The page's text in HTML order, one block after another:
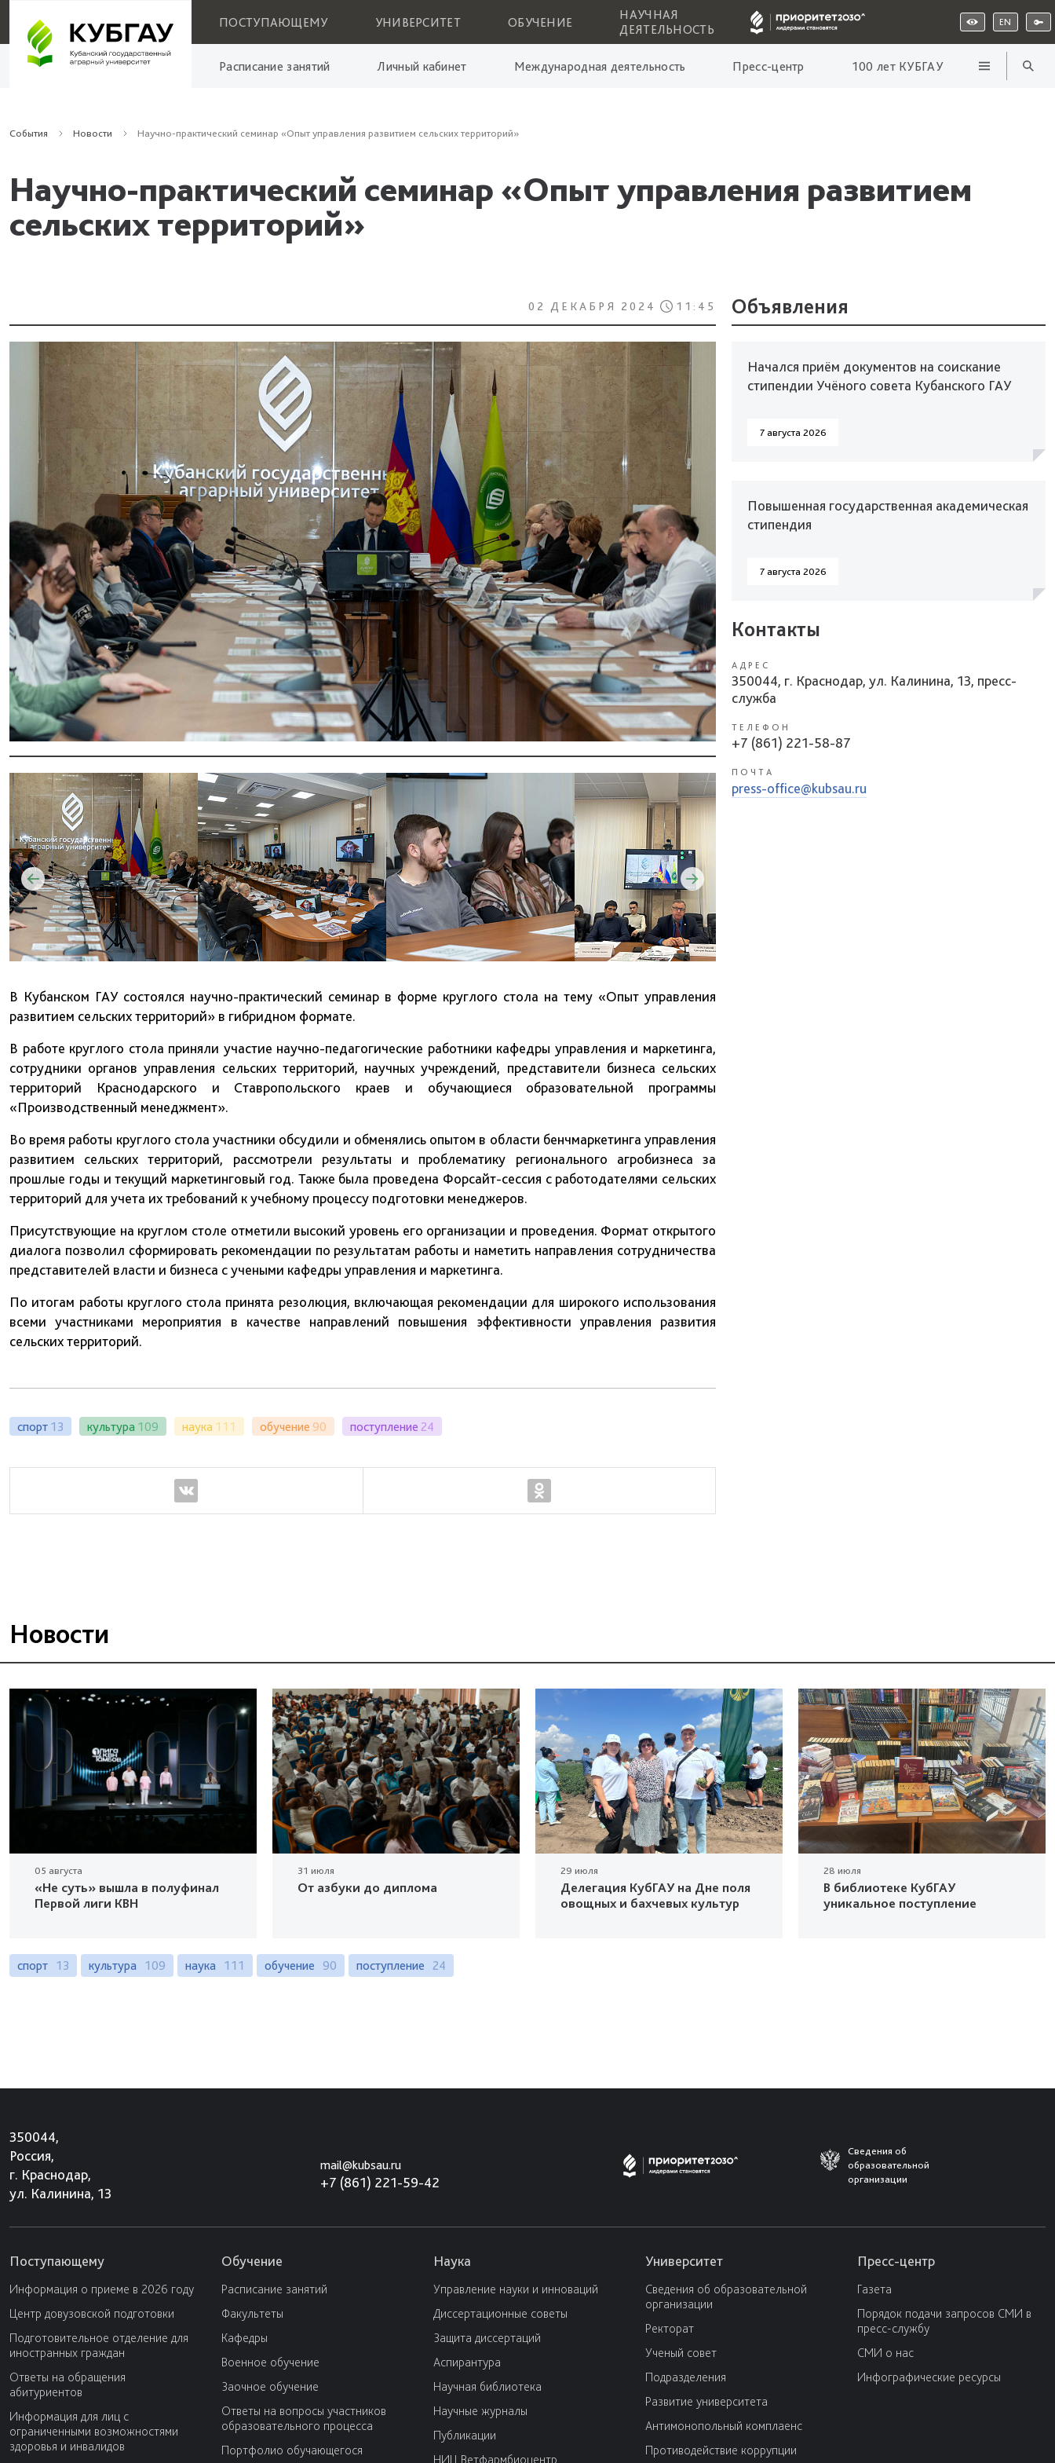
ПОСТУПАЮЩЕМУ УНИВЕРСИТЕТ ОБУЧЕНИЕ
НАУЧНАЯ
ДЕЯТЕЛЬНОСТЬ
EN
Расписание занятий Личный кабинет Международная деятельность Пресс-центр 100 лет КУБГАУ
События Новости Научно-практический семинар «Опыт управления развитием сельских территорий»
Научно-практический семинар «Опыт управления развитием
сельских территорий»
02 ДЕКАБРЯ 2024 11:45
В Кубанском ГАУ состоялся научно-практический семинар в форме круглого стола на тему «Опыт управления
развитием сельских территорий» в гибридном формате.
В работе круглого стола приняли участие научно-педагогические работники кафедры управления и маркетинга,
сотрудники органов управления сельских территорий, научных учреждений, представители бизнеса сельских
территорий Краснодарского и Ставропольского краев и обучающиеся образовательной программы
«Производственный менеджмент».
Во время работы круглого стола участники обсудили и обменялись опытом в области бенчмаркетинга управления
развитием сельских территорий, рассмотрели результаты и проблематику регионального агробизнеса за
прошлые годы и текущий маркетинговый год. Также была проведена Форсайт-сессия с работодателями сельских
территорий для учета их требований к учебному процессу подготовки менеджеров.
Присутствующие на круглом столе отметили высокий уровень его организации и проведения. Формат открытого
диалога позволил сформировать рекомендации по результатам работы и наметить направления сотрудничества
представителей власти и бизнеса с учеными кафедры управления и маркетинга.
По итогам работы круглого стола принята резолюция, включающая рекомендации для широкого использования
всеми участниками мероприятия в качестве направлений повышения эффективности управления развития
сельских территорий.
спорт 13 культура 109 наука 111 обучение 90 поступление 24
Объявления
Начался приём документов на соискание
стипендии Учёного совета Кубанского ГАУ
7 августа 2026
Повышенная государственная академическая
стипендия
7 августа 2026
Контакты
АДРЕС
350044, г. Краснодар, ул. Калинина, 13, пресс-
служба
ТЕЛЕФОН
+7 (861) 221-58-87
ПОЧТА
press-office@kubsau.ru
Новости
05 августа
«Не суть» вышла в полуфинал
Первой лиги КВН
31 июля
От азбуки до диплома
29 июля
Делегация КубГАУ на Дне поля
овощных и бахчевых культур
28 июля
В библиотеке КубГАУ
уникальное поступление
спорт 13 культура 109 наука 111 обучение 90 поступление 24
350044,
Россия,
г. Краснодар,
ул. Калинина, 13
mail@kubsau.ru
+7 (861) 221-59-42
Сведения об
образовательной
организации
Поступающему
Информация о приеме в 2026 году
Центр довузовской подготовки
Подготовительное отделение для
иностранных граждан
Ответы на обращения
абитуриентов
Информация для лиц с
ограниченными возможностями
здоровья и инвалидов
Обучение
Расписание занятий
Факультеты
Кафедры
Военное обучение
Заочное обучение
Ответы на вопросы участников
образовательного процесса
Портфолио обучающегося
Наука
Управление науки и инноваций
Диссертационные советы
Защита диссертаций
Аспирантура
Научная библиотека
Научные журналы
Публикации
НИЦ Ветфармбиоцентр
Университет
Сведения об образовательной
организации
Ректорат
Ученый совет
Подразделения
Развитие университета
Антимонопольный комплаенс
Противодействие коррупции
Пресс-центр
Газета
Порядок подачи запросов СМИ в
пресс-службу
СМИ о нас
Инфографические ресурсы